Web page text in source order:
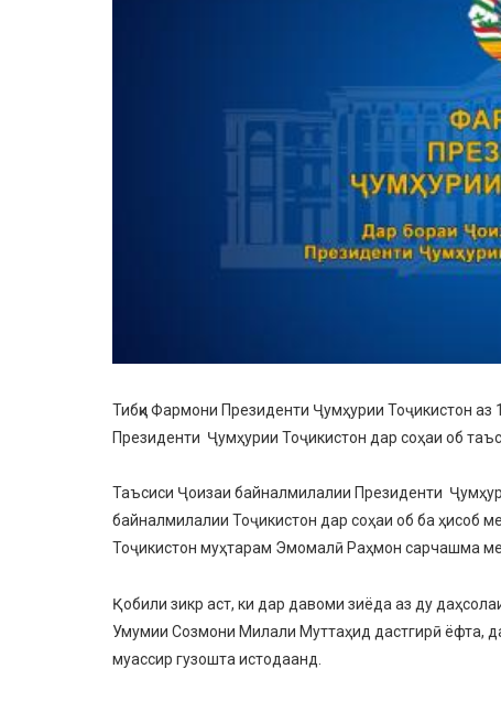
Тибқи Фармони Президенти Ҷумҳурии Тоҷикистон
Президенти Ҷумҳурии Тоҷикистон дар соҳаи об
Таъсиси Ҷоизаи байналмилалии Президенти
байналмилалии Тоҷикистон дар соҳаи об ба ҳисоб
Тоҷикистон муҳтарам Эмомалӣ Раҳмон сарчашма
Қобили зикр аст, ки дар давоми зиёда аз ду
Умумии Созмони Милали Муттаҳид дастгирӣ ёфта,
муассир гузошта истодаанд.